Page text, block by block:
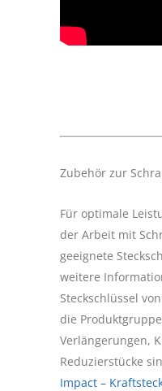
Zubehör zur
Für optimale
der Arbeit mit
geeignete
weitere
Steckschlüssel
die
Verlängerungen,
Reduzierstücke
Impact –